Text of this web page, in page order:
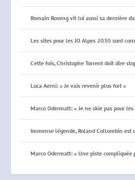
Romain Roseng vit lui aussi sa dernière
Les sites pour les JO Alpes 2030 sont
Cette fois, Christophe Torrent doit dire
Luca Aerni: « Je vais revenir plus fort »
Marco Odermatt: « Je ne skie pas pour les
Immense légende, Roland Collombin est
Marco Odermatt: « Une piste compliquée